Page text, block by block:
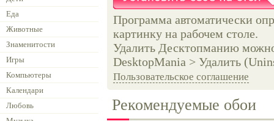
Еда
Животные
Знаменитости
Игры
Компьютеры
Календари
Любовь
Программа автоматически
картинку на рабочем столе.
Удалить Десктопманию
DesktopMania > Удалить
Пользовательское соглашение
Рекомендуемые обои